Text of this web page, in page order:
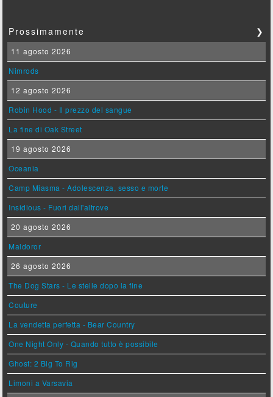
Prossimamente ❯
11 agosto 2026
Nimrods
12 agosto 2026
Robin Hood - Il prezzo del sangue
La fine di Oak Street
19 agosto 2026
Oceania
Camp Miasma - Adolescenza, sesso e morte
Insidious - Fuori dall'altrove
20 agosto 2026
Maldoror
26 agosto 2026
The Dog Stars - Le stelle dopo la fine
Couture
La vendetta perfetta - Bear Country
One Night Only - Quando tutto è possibile
Ghost: 2 Big To Rig
Limoni a Varsavia